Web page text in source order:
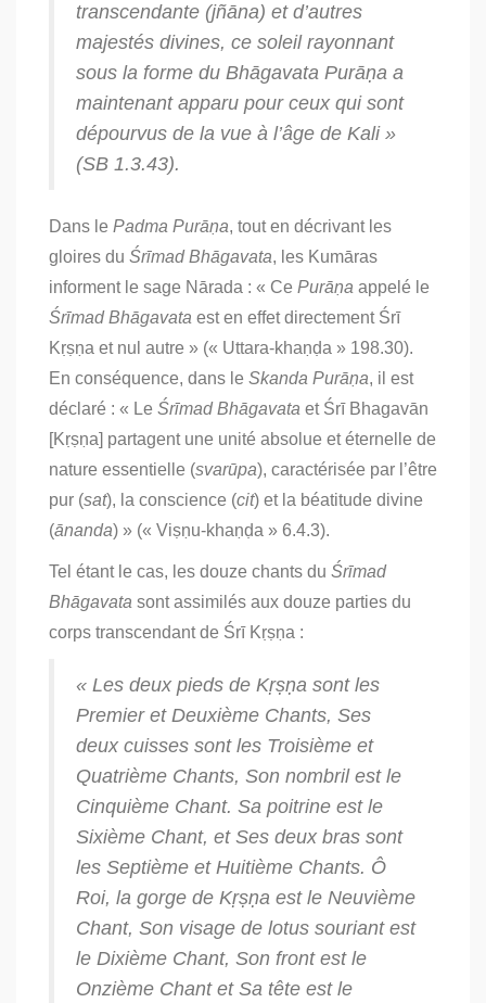
transcendante (jñāna) et d’autres
majestés divines, ce soleil rayonnant
sous la forme du Bhāgavata Purāṇa a
maintenant apparu pour ceux qui sont
dépourvus de la vue à l’âge de Kali »
(SB 1.3.43).
Dans le Padma Purāṇa, tout en décrivant les
gloires du Śrīmad Bhāgavata, les Kumāras
informent le sage Nārada : « Ce Purāṇa appelé le
Śrīmad Bhāgavata est en effet directement Śrī
Kṛṣṇa et nul autre » (« Uttara-khaṇḍa » 198.30).
En conséquence, dans le Skanda Purāṇa, il est
déclaré : « Le Śrīmad Bhāgavata et Śrī Bhagavān
[Kṛṣṇa] partagent une unité absolue et éternelle de
nature essentielle (svarūpa), caractérisée par l’être
pur (sat), la conscience (cit) et la béatitude divine
(ānanda) » (« Viṣṇu-khaṇḍa » 6.4.3).
Tel étant le cas, les douze chants du Śrīmad
Bhāgavata sont assimilés aux douze parties du
corps transcendant de Śrī Kṛṣṇa :
« Les deux pieds de Kṛṣṇa sont les
Premier et Deuxième Chants, Ses
deux cuisses sont les Troisième et
Quatrième Chants, Son nombril est le
Cinquième Chant. Sa poitrine est le
Sixième Chant, et Ses deux bras sont
les Septième et Huitième Chants. Ô
Roi, la gorge de Kṛṣṇa est le Neuvième
Chant, Son visage de lotus souriant est
le Dixième Chant, Son front est le
Onzième Chant et Sa tête est le